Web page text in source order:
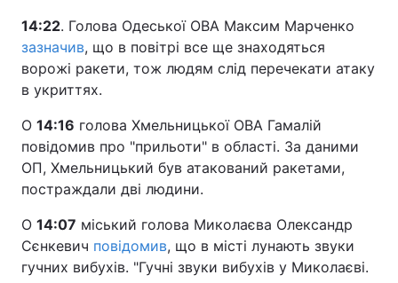
14:22. Голова Одеської ОВА Максим Марченко
зазначив, що в повітрі все ще знаходяться
ворожі ракети, тож людям слід перечекати атаку
в укриттях.
О 14:16 голова Хмельницької ОВА Гамалій
повідомив про "прильоти" в області. За даними
ОП, Хмельницький був атакований ракетами,
постраждали дві людини.
О 14:07 міський голова Миколаєва Олександр
Сєнкевич повідомив, що в місті лунають звуки
гучних вибухів. "Гучні звуки вибухів у Миколаєві.